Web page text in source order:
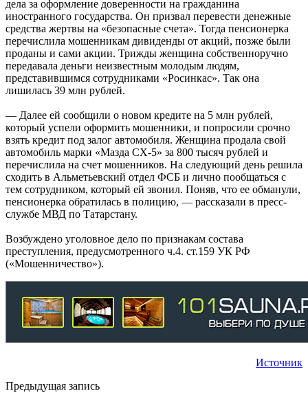
дела за оформление доверенности на гражданина
иностранного государства. Он призвал перевести денежные
средства жертвы на «безопасные счета». Тогда пенсионерка
перечислила мошенникам дивиденды от акций, позже были
проданы и сами акции. Трижды женщина собственноручно
передавала деньги неизвестным молодым людям,
представившимся сотрудниками «Росинкас». Так она
лишилась 39 млн рублей.
— Далее ей сообщили о новом кредите на 5 млн рублей,
который успели оформить мошенники, и попросили срочно
взять кредит под залог автомобиля. Женщина продала свой
автомобиль марки «Мазда СХ-5» за 800 тысяч рублей и
перечислила на счет мошенников. На следующий день решила
сходить в Альметьевский отдел ФСБ и лично пообщаться с
тем сотрудником, который ей звонил. Поняв, что ее обманули,
пенсионерка обратилась в полицию, — рассказали в пресс-
службе МВД по Татарстану.
Возбуждено уголовное дело по признакам состава
преступления, предусмотренного ч.4. ст.159 УК РФ
(«Мошенничество»).
Источник
Предыдущая запись